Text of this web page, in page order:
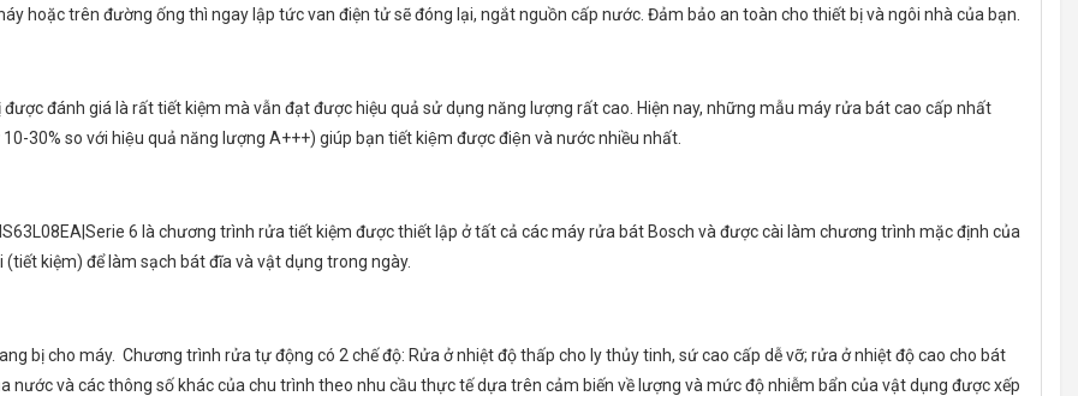
hoặc trên đường ống thì ngay lập tức van điện tử sẽ đóng lại, ngắt nguồn cấp nước. Đảm bảo an toàn cho thiết bị và ngôi nhà của bạn.
được đánh giá là rất tiết kiệm mà vẫn đạt được hiệu quả sử dụng năng lượng rất cao. Hiện nay, những mẫu máy rửa bát cao cấp nhất
30% so với hiệu quả năng lượng A+++) giúp bạn tiết kiệm được điện và nước nhiều nhất.
6 là chương trình rửa tiết kiệm được thiết lập ở tất cả các máy rửa bát Bosch và được cài làm chương trình mặc định của
kiệm) để làm sạch bát đĩa và vật dụng trong ngày.
bị cho máy. Chương trình rửa tự động có 2 chế độ: Rửa ở nhiệt độ thấp cho ly thủy tinh, sứ cao cấp dễ vỡ; rửa ở nhiệt độ cao cho bát
và các thông số khác của chu trình theo nhu cầu thực tế dựa trên cảm biến về lượng và mức độ nhiễm bẩn của vật dụng được xếp